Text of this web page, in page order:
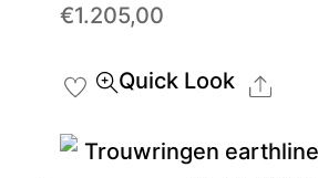
€1.205,00
Quick Look